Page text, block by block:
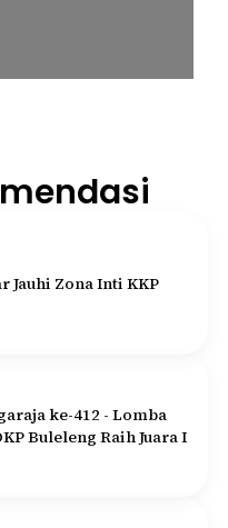
Jauhi Zona Inti KKP
ke-412 - Lomba
Buleleng Raih Juara I